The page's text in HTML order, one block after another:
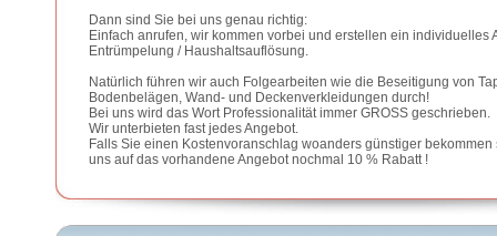
Dann sind Sie bei uns genau richtig:
Einfach anrufen, wir kommen vorbei und erstellen ein individuelles
Entrümpelung / Haushaltsauflösung.
Natürlich führen wir auch Folgearbeiten wie die Beseitigung von
Bodenbelägen, Wand- und Deckenverkleidungen durch!
Bei uns wird das Wort Professionalität immer GROSS geschrieben.
Wir unterbieten fast jedes Angebot.
Falls Sie einen Kostenvoranschlag woanders günstiger
uns auf das vorhandene Angebot nochmal 10 % Rabatt !